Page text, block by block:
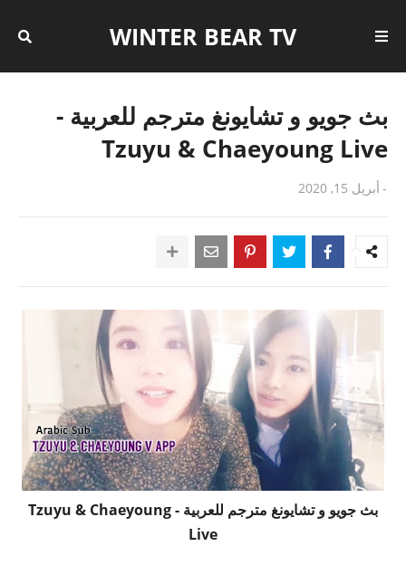
WINTER BEAR TV
بث جويو و تشايونغ مترجم للعربية -
Tzuyu & Chaeyoung Live
- أبريل 15, 2020
بث جويو و تشايونغ مترجم للعربية - Tzuyu & Chaeyoung
Live